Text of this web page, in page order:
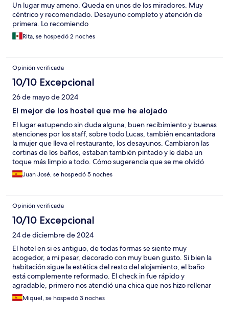
Un lugar muy ameno. Queda en unos de los miradores. Muy
céntrico y recomendado. Desayuno completo y atención de
primera. Lo recomiendo
Rita, se hospedó 2 noches
Opinión verificada
10/10 Excepcional
26 de mayo de 2024
El mejor de los hostel que me he alojado
El lugar estupendo sin duda alguna, buen recibimiento y buenas
atenciones por los staff, sobre todo Lucas, también encantadora
la mujer que lleva el restaurante, los desayunos. Cambiaron las
cortinas de los baños, estaban también pintado y le daba un
toque más limpio a todo. Cómo sugerencia que se me olvidó
poner en el buzón. Una banqueta para las duchas para la
comidad al vestirse, cortina para privacidad de las camas y ya
enfrente del televisor. Por todo lo demás un 10 en todo.
Juan José, se hospedó 5 noches
Opinión verificada
10/10 Excepcional
24 de diciembre de 2024
El hotel en si es antiguo, de todas formas se siente muy
acogedor, a mi pesar, decorado con muy buen gusto. Si bien la
habitación sigue la estética del resto del alojamiento, el baño
está complemente reformado. El check in fue rápido y
agradable, primero nos atendió una chica que nos hizo rellenar
el papeleo y a la cual dejamos las maletas. Más tarde un chico
nos dió la llave a la habitación y nos la mostró. Al llegar nos
Miquel, se hospedó 3 noches